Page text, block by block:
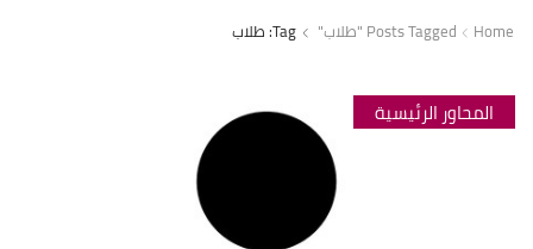
Home Posts Tagged "طلاب" Tag: طلاب
المحاور الرئيسية